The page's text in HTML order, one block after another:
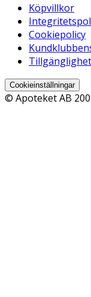
Köpvillkor
Cookiepolicy
Tillgänglighet
Cookieinställningar
© Apoteket AB